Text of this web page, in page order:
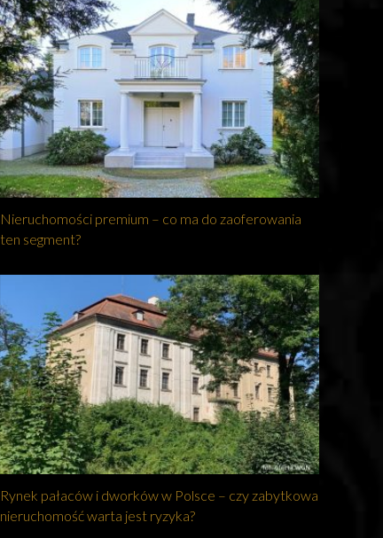
Nieruchomości premium – co ma do zaoferowania
ten segment?
Rynek pałaców i dworków w Polsce – czy zabytkowa
nieruchomość warta jest ryzyka?